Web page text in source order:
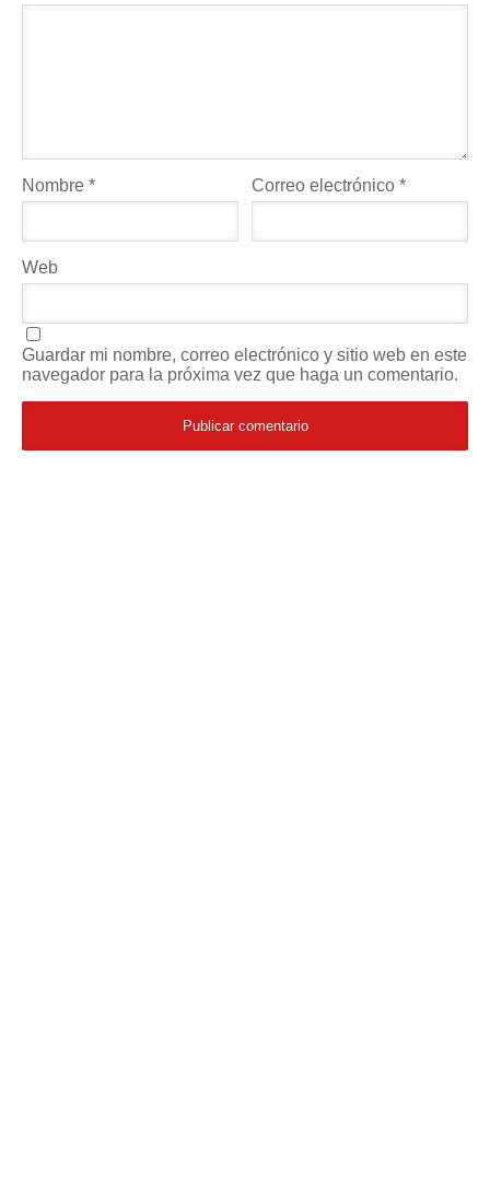
Nombre * Correo electrónico*
Web
Guardar mi nombre, correo electrónico y sitio web en este
navegador para la próxima vez que haga un comentario.